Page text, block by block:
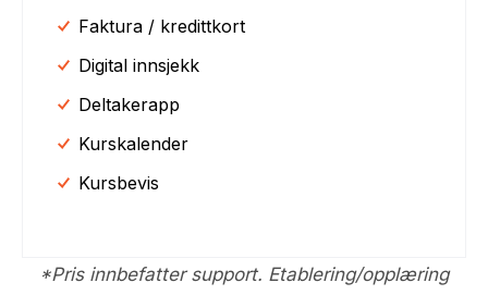
Faktura / kredittkort
Digital innsjekk
Deltakerapp
Kurskalender
Kursbevis
*Pris innbefatter support. Etablering/opplæring